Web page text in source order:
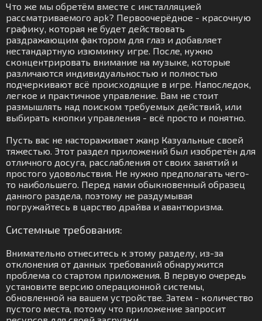
Что же мы обретём вместе с инсталляцией
рассматриваемого apk? Первоочерёдное - красочную
графику, которая не будет действовать
раздражающим фактором для глаз и добавляет
нестандартную изюминку игре. После, нужно
сконцентрировать внимание на музыке, которые
различаются индивидуальностью и полностью
подчеркивают всё происходящие в игре. Напоследок,
легкое и практичное управление. Вам не стоит
размышлять над поиском требуемых действий, или
выбирать кнопки управления - всё просто и понятно.
Пусть вас не настораживает жанр Казуальные своей
тяжестью. Этот раздел приложений был изобретён для
отличного досуга, расслабления от своих занятий и
простого удовольствия. Не нужно предполагать чего-
то наибольшего. Перед нами обыкновенный образец
данного раздела, поэтому не раздумывая
погружайтесь в царство драйва и авантюризма.
Системные требования:
Внимательно отнеситесь к этому разделу, из-за
отклонения от данных требований обнаружится
проблема со стартом приложения. В первую очередь
установите версию операционной системы,
обновленной на вашем устройстве. Затем - количество
пустого места, потому что приложение запросит